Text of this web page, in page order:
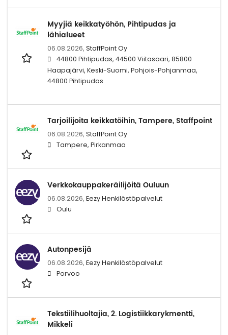
Myyjiä keikkatyöhön, Pihtipudas ja
lähialueet
06.08.2026, StaffPoint Oy
44800 Pihtipudas, 44500 Viitasaari, 85800
Haapajärvi, Keski-Suomi, Pohjois-Pohjanmaa,
44800 Pihtipudas
Tarjoilijoita keikkatöihin, Tampere, Staffpoint
06.08.2026, StaffPoint Oy
Tampere, Pirkanmaa
Verkkokauppakeräilijöitä Ouluun
06.08.2026, Eezy Henkilöstöpalvelut
Oulu
Autonpesijä
06.08.2026, Eezy Henkilöstöpalvelut
Porvoo
Tekstiilihuoltajia, 2. Logistiikkarykmentti,
Mikkeli